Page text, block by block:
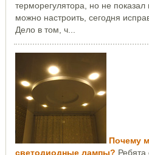
терморегулятора, но не показал
можно настроить, сегодня
Дело в том, ч...
Почему
светодиодные лампы? Ребята